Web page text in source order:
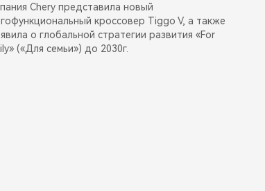
Chery представила новый
кроссовер Tiggo V, а также
о глобальной стратегии развития «For
(«Для семьи») до 2030г.